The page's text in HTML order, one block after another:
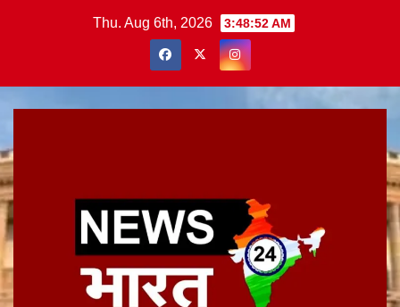
Thu. Aug 6th, 2026 3:48:53 AM